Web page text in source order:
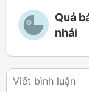
Quả
nhái